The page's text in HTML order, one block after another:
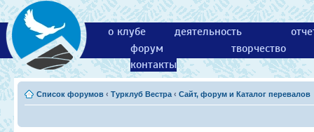
о клубе деятельность
форум
творчество
контакты
Список форумов ‹ Турклуб Вестра ‹ Сайт, форум и Каталог перевалов